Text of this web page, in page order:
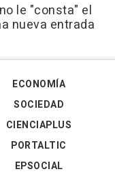
le "consta" el
nueva entrada
ECONOMÍA
SOCIEDAD
CIENCIAPLUS
PORTALTIC
EPSOCIAL